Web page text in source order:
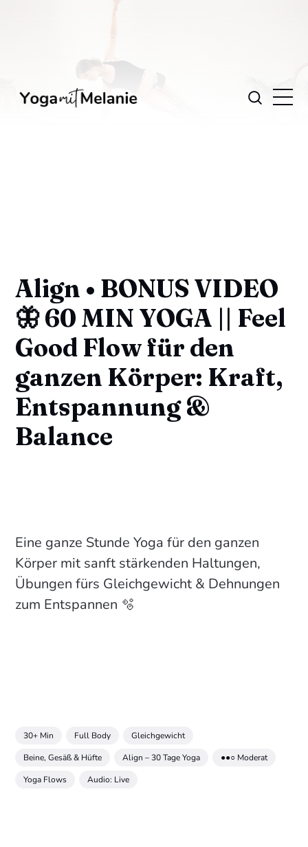
Align • BONUS VIDEO
🦋 60 MIN YOGA || Feel
Good Flow für den
ganzen Körper: Kraft,
Entspannung &
Balance
Eine ganze Stunde Yoga für den ganzen
Körper mit sanft stärkenden Haltungen,
Übungen fürs Gleichgewicht & Dehnungen
zum Entspannen 🫧
30+ Min Full Body
Gleichgewicht
Beine, Gesäß & Hüfte
Align – 30 Tage Yoga
●●○ Moderat
Yoga Flows
Audio: Live